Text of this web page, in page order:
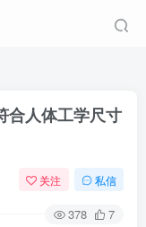
合人体工学尺寸
关注 私信
378 7